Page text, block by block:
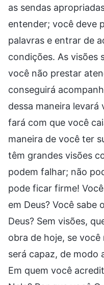
as sendas
entender; você deve
palavras e entrar de
condições. As visões
você não prestar
conseguirá
dessa maneira levará
fará com que você
maneira de você ter
têm grandes visões
podem falhar; não
pode ficar firme!
em Deus? Você sabe
Deus? Sem visões,
obra de hoje, se
será capaz, de modo
Em quem você